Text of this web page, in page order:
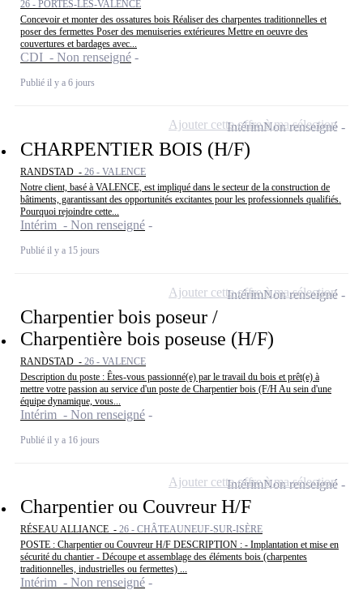
26 - PORTES-LÈS-VALENCE
Concevoir et monter des ossatures bois Réaliser des charpentes traditionnelles et
poser des fermettes Poser des menuiseries extérieures Mettre en oeuvre des
couvertures et bardages avec...
CDI - Non renseigné
Publié il y a 6 jours
CHARPENTIER BOIS (H/F)
RANDSTAD - 26 - VALENCE
Notre client, basé à VALENCE, est impliqué dans le secteur de la construction de
bâtiments, garantissant des opportunités excitantes pour les professionnels qualifiés.
Pourquoi rejoindre cette...
Intérim - Non renseigné
Publié il y a 15 jours
IntérimNon renseigné
Ajouter cette offre à ma sélection
Charpentier bois poseur /
Charpentière bois poseuse (H/F)
RANDSTAD - 26 - VALENCE
Description du poste : Êtes-vous passionné(e) par le travail du bois et prêt(e) à
mettre votre passion au service d'un poste de Charpentier bois (F/H Au sein d'une
équipe dynamique, vous...
Intérim - Non renseigné
Publié il y a 16 jours
IntérimNon renseigné
Ajouter cette offre à ma sélection
Charpentier ou Couvreur H/F
RÉSEAU ALLIANCE - 26 - CHÂTEAUNEUF-SUR-ISÈRE
POSTE : Charpentier ou Couvreur H/F DESCRIPTION : - Implantation et mise en
sécurité du chantier - Découpe et assemblage des éléments bois (charpentes
traditionnelles, industrielles ou fermettes) ...
Intérim - Non renseigné
IntérimNon renseigné
Ajouter cette offre à ma sélection